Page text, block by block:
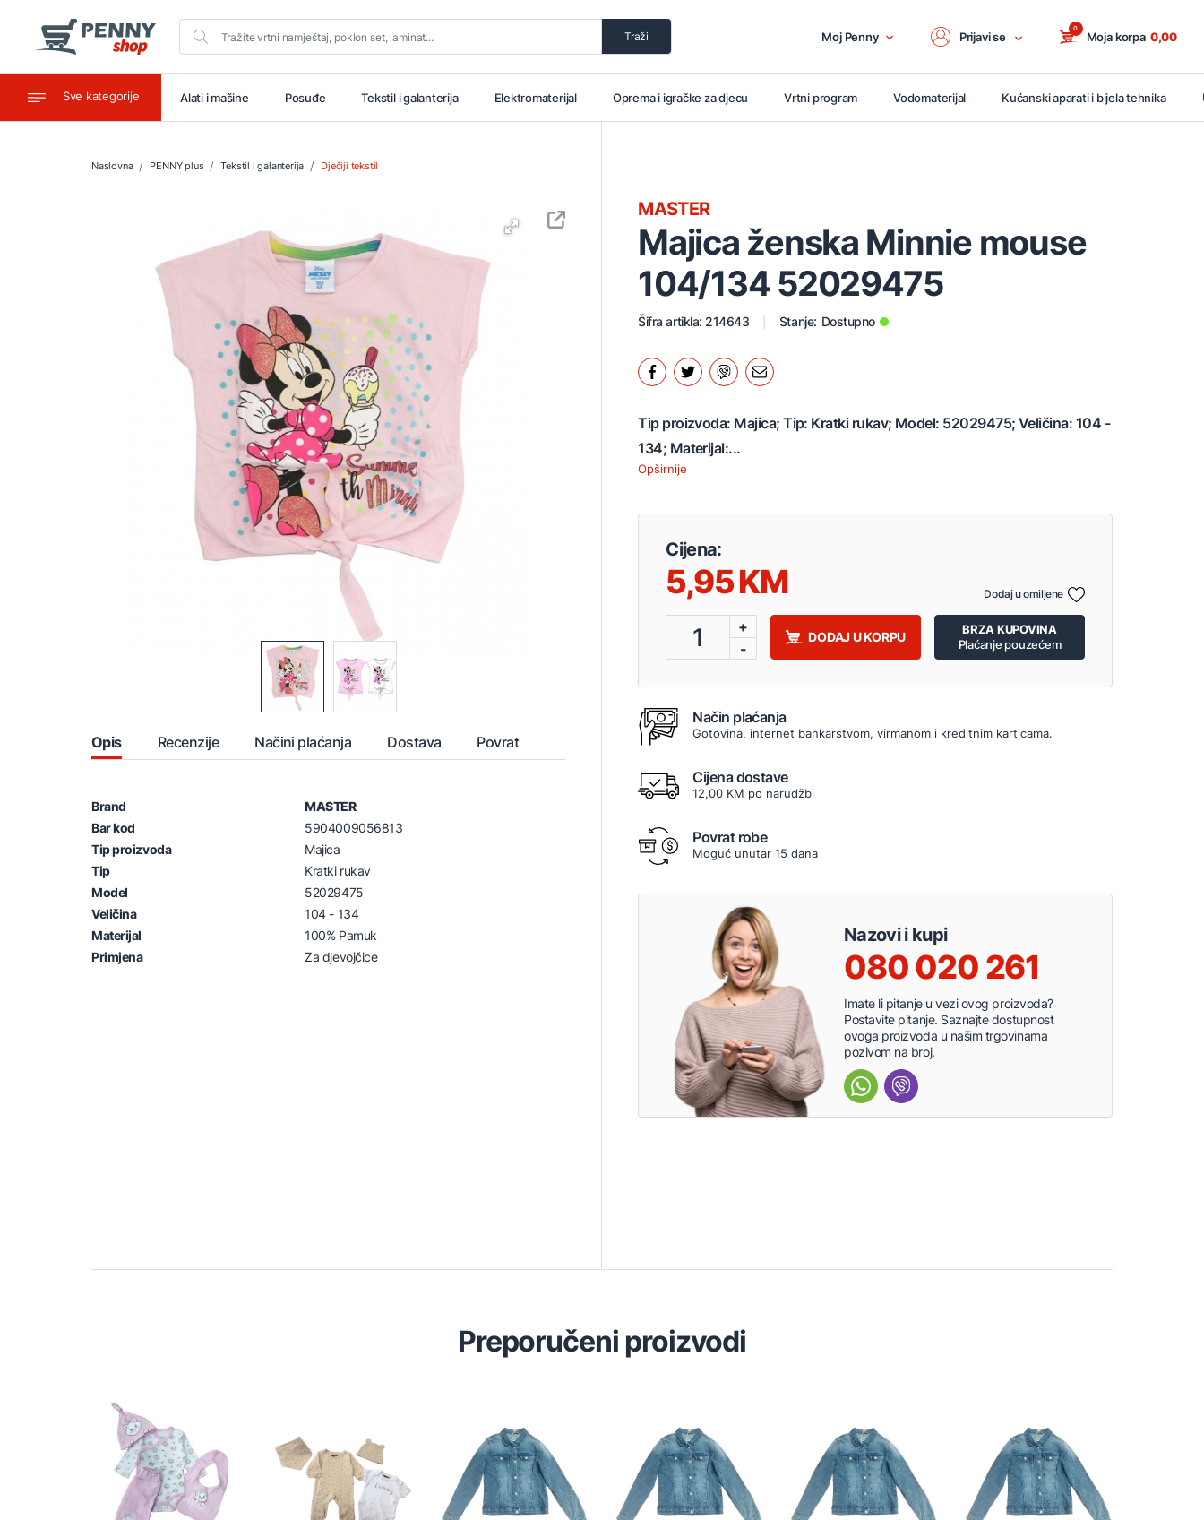
Traži Moj Penny Prijavi se Moja korpa
0
0,00
Sve kategorije
Ugostiteljstvo Alati i mašine Posuđe Tekstil i galanterija Elektromaterijal Oprema i igračke za djecu Vrtni program Vodomaterijal Kućanski aparati i bijela tehnika
Naslovna PENNY plus Tekstil i galanterija Dječiji tekstil
Opis Recenzije Načini plaćanja Dostava Povrat
Brand
MASTER
Bar kod
5904009056813
Tip proizvoda
Majica
Tip
Kratki rukav
Model
52029475
Veličina
104 - 134
Materijal
100% Pamuk
Primjena
Za djevojčice
Majica ženska Minnie mouse
104/134 52029475
MASTER
Šifra artikla: 214643 Stanje: Dostupno
Tip proizvoda: Majica; Tip: Kratki rukav; Model: 52029475; Veličina: 104 -
134; Materijal:...
Opširnije
Cijena:
5,95
1
+
-
DODAJ U KORPU
BRZA KUPOVINA
Plaćanje pouzećem
Dodaj u omiljene
Način plaćanja
Gotovina, internet bankarstvom, virmanom i kreditnim karticama.
Cijena dostave
12,00 KM po narudžbi
Povrat robe
Moguć unutar 15 dana
Nazovi i kupi
080 020 261
Imate li pitanje u vezi ovog proizvoda?
Postavite pitanje. Saznajte dostupnost
ovoga proizvoda u našim trgovinama
pozivom na broj.
Preporučeni proizvodi